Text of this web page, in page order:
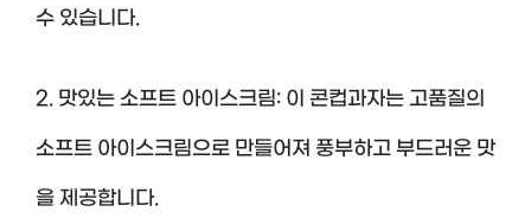
수 있습니다.
2. 맛있는 소프트 아이스크림: 이 콘컵과자는 고품질의
소프트 아이스크림으로 만들어져 풍부하고 부드러운 맛
을 제공합니다.